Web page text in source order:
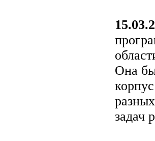
Она
задач